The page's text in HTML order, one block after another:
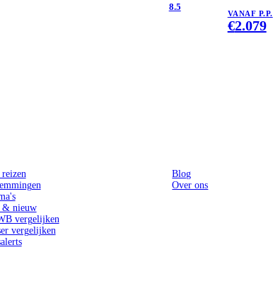
8.5
VANAF P.P.
€2.079
& nieuw
vergelijken
vergelijken
Blog
Over ons